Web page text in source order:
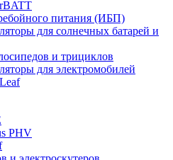
питания (ИБП)
для солнечных батарей и
и трициклов
для электромобилей
PHV